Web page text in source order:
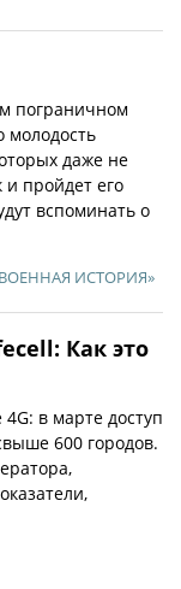
пограничном
молодость
даже не
пройдет его
вспоминать о
ВОЕННАЯ ИСТОРИЯ»
Как это
в марте доступ
600 городов.